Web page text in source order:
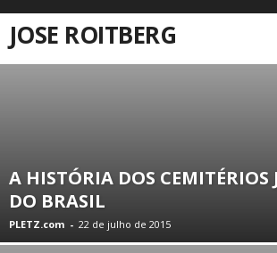
JOSE ROITBERG
A HISTÓRIA DOS CEMITÉRIOS
DO BRASIL
PLETZ.com - 22 de julho de 2015